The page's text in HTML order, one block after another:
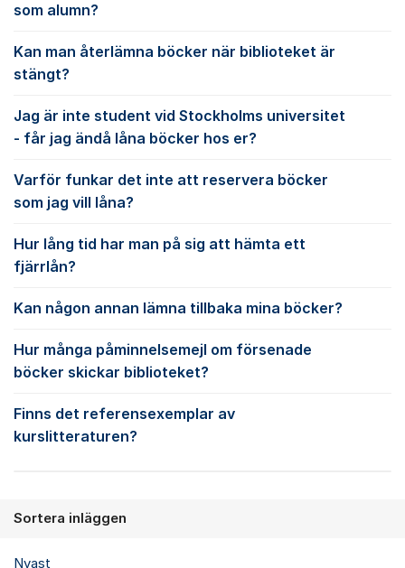
som alumn?
Kan man återlämna böcker när biblioteket är
stängt?
Jag är inte student vid Stockholms universitet
- får jag ändå låna böcker hos er?
Varför funkar det inte att reservera böcker
som jag vill låna?
Hur lång tid har man på sig att hämta ett
fjärrlån?
Kan någon annan lämna tillbaka mina böcker?
Hur många påminnelsemejl om försenade
böcker skickar biblioteket?
Finns det referensexemplar av
kurslitteraturen?
Sortera inläggen
Nyast